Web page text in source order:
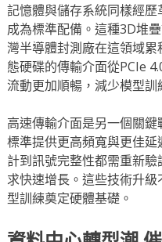
記憶體與儲存系統同樣經
成為標準配備。這種3D堆
灣半導體封測廠在這領域
態硬碟的傳輸介面從PCIe
流動更加順暢，減少模型訓
高速傳輸介面是另一個關
標準提供更高頻寬與更佳
計到訊號完整性都需重新
求快速增長。這些技術升
型訓練奠定硬體基礎。